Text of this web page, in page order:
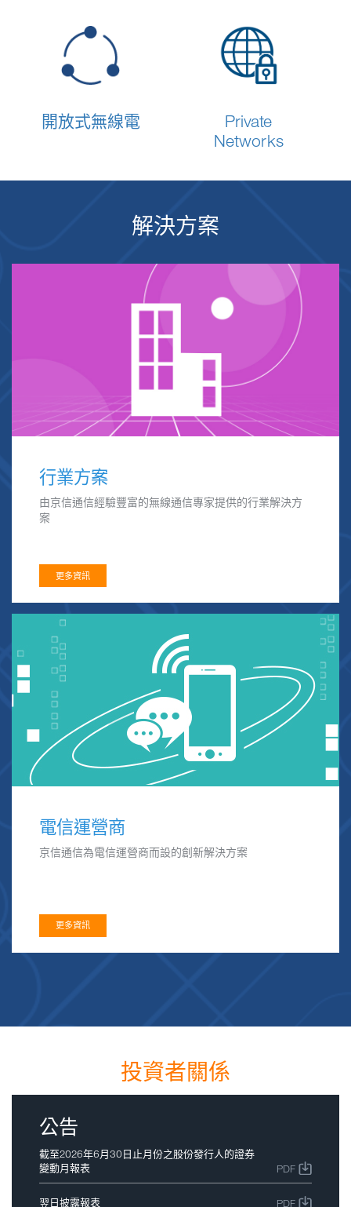
開放式無線電
Private
Networks
解決方案
行業方案
由京信通信經驗豐富的無線通信專家提供的行業解決方
案
更多資訊
電信運營商
京信通信為電信運營商而設的創新解決方案
更多資訊
投資者關係
公告
截至2026年6月30日止月份之股份發行人的證券
變動月報表
PDF
翌日披露報表 PDF